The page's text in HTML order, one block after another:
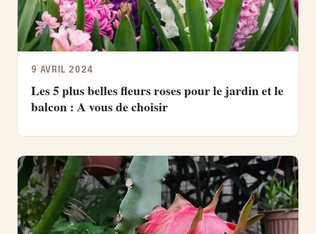
9 AVRIL 2024
Les 5 plus belles fleurs roses pour le jardin et le
balcon : A vous de choisir